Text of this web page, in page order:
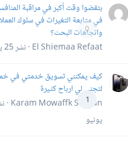
0
بتقضوا وقت أكبر في مراقبة
في متابعة التغيرات في سلوك
واتجاهات البحث؟
El Shiemaa Refaat · نشر
25 يونيو
1
كيف يمكنني تسويق خدمتي في
لتجني لي ارباح كثيرة
Karam Mowaffk Sarhan · نشر
يونيو